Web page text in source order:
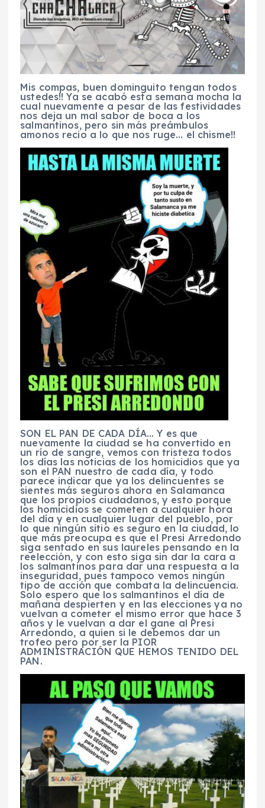
Mis compas, buen dominguito tengan todos
ustedes!! Ya se acabó esta semana mocha la
cual nuevamente a pesar de las festividades
nos deja un mal sabor de boca a los
salmantinos, pero sin más preámbulos
amonos recio a lo que nos ruge… el chisme!!
SON EL PAN DE CADA DÍA… Y es que
nuevamente la ciudad se ha convertido en
un río de sangre, vemos con tristeza todos
los días las noticias de los homicidios que ya
son el PAN nuestro de cada día, y todo
parece indicar que ya los delincuentes se
sientes más seguros ahora en Salamanca
que los propios ciudadanos, y esto porque
los homicidios se cometen a cualquier hora
del día y en cualquier lugar del pueblo, por
lo que ningún sitio es seguro en la ciudad, lo
que más preocupa es que el Presi Arredondo
siga sentado en sus laureles pensando en la
reelección, y con esto siga sin dar la cara a
los salmantinos para dar una respuesta a la
inseguridad, pues tampoco vemos ningún
tipo de acción que combata la delincuencia.
Solo espero que los salmantinos el día de
mañana despierten y en las elecciones ya no
vuelvan a cometer el mismo error que hace 3
años y le vuelvan a dar el gane al Presi
Arredondo, a quien si le debemos dar un
trofeo pero por ser la PIOR
ADMINISTRACIÓN QUE HEMOS TENIDO DEL
PAN.